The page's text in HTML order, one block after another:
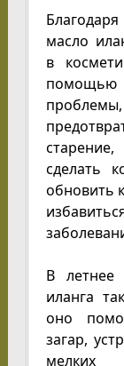
масло
в
сделать
обновить
В летнее
иланга
оно
загар,
мелких